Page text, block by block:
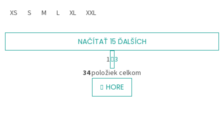
tvojej žene, že to pivo...
XS S M L XL XXL
O
v
l
á
NAČÍTAŤ 15 ĎALŠÍCH
S
t
r
á
n
k
1 3
34položiek celkom
HORE